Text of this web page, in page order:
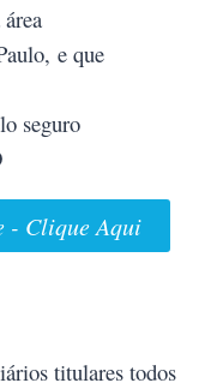
e que
seguro
- Clique Aqui
titulares todos